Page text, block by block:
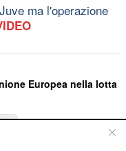
ma l'operazione
Europea nella lotta